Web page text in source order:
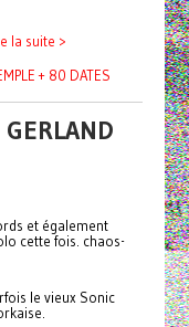
la suite >
+ 80 DATES
et également
cette fois. chaos-
le vieux Sonic